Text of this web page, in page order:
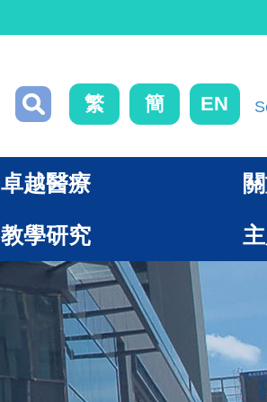
繁 簡 EN
卓越醫療
教學研究